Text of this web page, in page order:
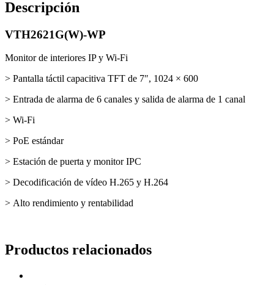
Descripción
VTH2621G(W)-WP
Monitor de interiores IP y Wi-Fi
> Pantalla táctil capacitiva TFT de 7″, 1024 × 600
> Entrada de alarma de 6 canales y salida de alarma de 1 canal
> Wi-Fi
> PoE estándar
> Estación de puerta y monitor IPC
> Decodificación de vídeo H.265 y H.264
> Alto rendimiento y rentabilidad
Productos relacionados